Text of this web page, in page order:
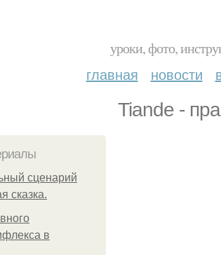
уроки, фото,
главная новости
Tiande -
сценарий
сказка.
в